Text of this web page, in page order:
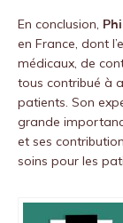
En conclusion,
en France, dont
médicaux, de
tous contribué à
patients. Son
grande
et ses
soins pour les